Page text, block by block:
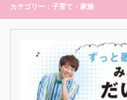
カテゴリー：子育て・家族